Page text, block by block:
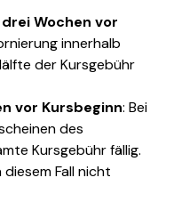
Wochen vor
innerhalb
der Kursgebühr
vor Kursbeginn: Bei
des
Kursgebühr fällig.
Fall nicht